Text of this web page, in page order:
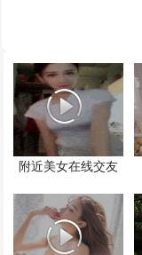
附近美女在线交友